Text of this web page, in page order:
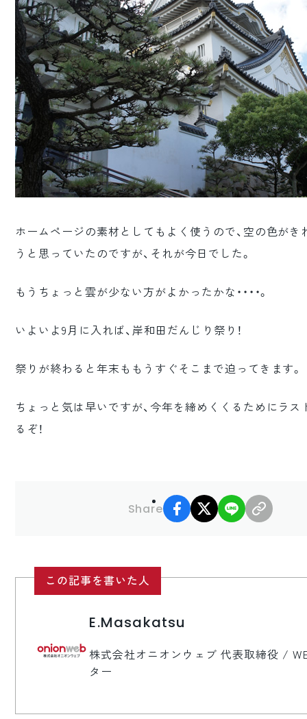
ホームページの素材としてもよく使うので、空の色がき
うと思っていたのですが、それが今日でした。
もうちょっと雲が少ない方がよかったかな・・・・。
いよいよ9月に入れば、岸和田だんじり祭り！
祭りが終わると年末ももうすぐそこまで迫ってきます。
ちょっと気は早いですが、今年を締めくくるためにラス
るぞ！
Share
facebook
X LINE
この記事を書いた人
E.Masakatsu
株式会社オニオンウェブ 代表取締役 /
ター